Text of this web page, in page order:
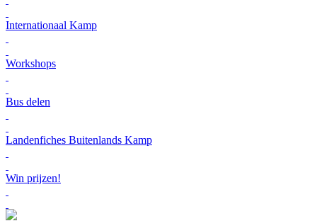
Internationaal Kamp
Workshops
Bus delen
Landenfiches Buitenlands Kamp
Win prijzen!